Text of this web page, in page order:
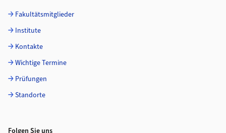
Fakultätsmitglieder
Institute
Kontakte
Wichtige Termine
Prüfungen
Standorte
Folgen Sie uns